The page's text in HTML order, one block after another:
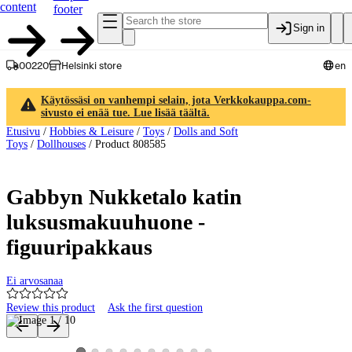
content
footer
Sign in
00220 Helsinki store en
Käytössäsi on vanhempi selain, jota Verkkokauppa.com-
sivusto ei enää tue. Lue lisää täältä.
Etusivu / Hobbies & Leisure / Toys / Dolls and Soft
Toys / Dollhouses / Product 808585
Gabbyn Nukketalo katin
luksusmakuuhuone -
figuuripakkaus
Ei arvosanaa
Review this product Ask the first question
Product images and videos